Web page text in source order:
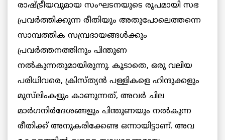
രാഷ്ട്രീയവുമായ സംഘടനയുടെ രൂപമായി സഭ
പ്രവർത്തിക്കുന്ന രീതിയും അതുപോലെത്തന്നെ
സാമ്പത്തിക സമ്പ്രദായങ്ങൾക്കും
പ്രവർത്തനത്തിനും പിന്തുണ
നൽകുന്നതുമായിരുന്നു. കൂടാതെ, ഒരു വലിയ
പരിധിവരെ, ക്രിസ്ത്യൻ പള്ളികളെ ഹിന്ദുക്കളും
മുസ്‌ലിംകളും കാണുന്നത്, അവർ ചില
മാർഗനിർദേശങ്ങളും പിന്തുണയും നൽകുന്ന
രീതിക്ക് അനുകരിക്കേണ്ട ഒന്നായിട്ടാണ്. അവ